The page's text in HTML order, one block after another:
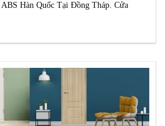
Hàn Quốc Tại Đồng Tháp. Cửa